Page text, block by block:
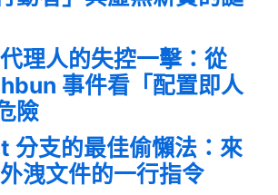
理人的失控一擊：從
事件看「配置即人
險
分支的最佳偷懶法：來
洩文件的一行指令